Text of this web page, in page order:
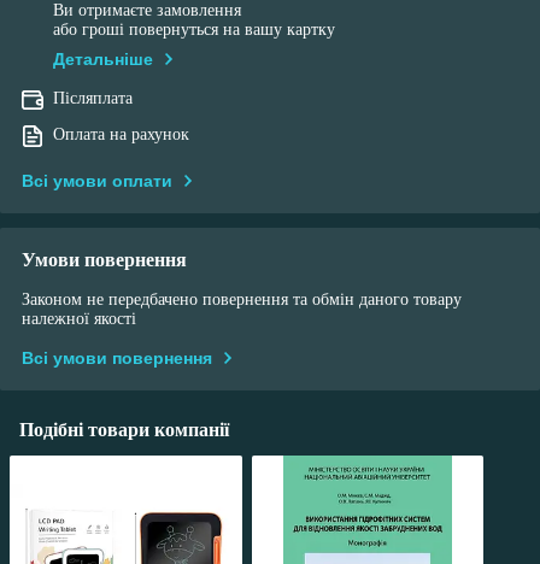
Ви отримаєте замовлення
або гроші повернуться на вашу картку
Детальніше
Післяплата
Оплата на рахунок
Всі умови оплати
Умови повернення
Законом не передбачено повернення та обмін даного товару
належної якості
Всі умови повернення
Подібні товари компанії